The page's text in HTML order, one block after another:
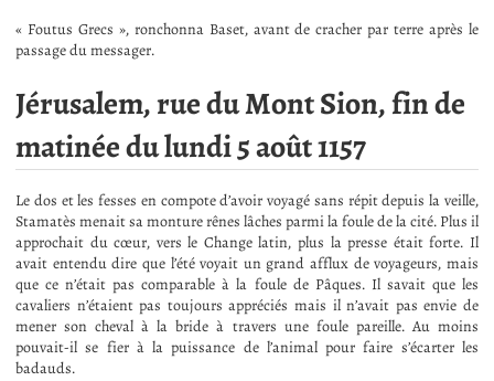
« Foutus Grecs », ronchonna Baset, avant de cracher par terre après le
passage du messager.
Jérusalem, rue du Mont Sion, fin de
matinée du lundi 5 août 1157
Le dos et les fesses en compote d’avoir voyagé sans répit depuis la veille,
Stamatès menait sa monture rênes lâches parmi la foule de la cité. Plus il
approchait du cœur, vers le Change latin, plus la presse était forte. Il
avait entendu dire que l’été voyait un grand afflux de voyageurs, mais
que ce n’était pas comparable à la foule de Pâques. Il savait que les
cavaliers n’étaient pas toujours appréciés mais il n’avait pas envie de
mener son cheval à la bride à travers une foule pareille. Au moins
pouvait-il se fier à la puissance de l’animal pour faire s’écarter les
badauds.